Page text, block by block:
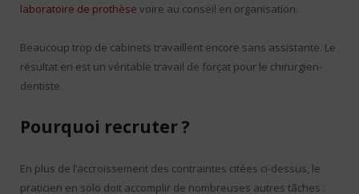
laboratoire de prothèse voire au conseil en organisation.
Beaucoup trop de cabinets travaillent encore sans assistante. Le
résultat en est un véritable travail de forçat pour le chirurgien-
dentiste.
Pourquoi recruter ?
En plus de l’accroissement des contraintes citées ci-dessus, le
praticien en solo doit accomplir de nombreuses autres tâches :